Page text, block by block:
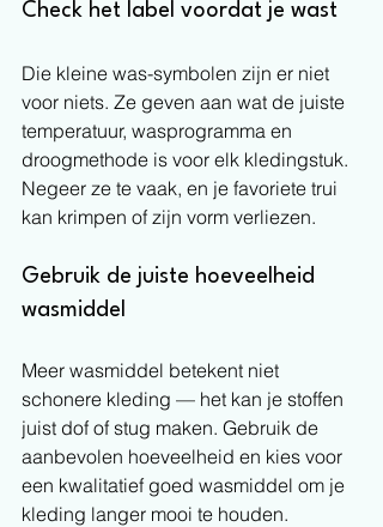
Check het label voordat je wast
Die kleine was-symbolen zijn er niet
voor niets. Ze geven aan wat de juiste
temperatuur, wasprogramma en
droogmethode is voor elk kledingstuk.
Negeer ze te vaak, en je favoriete trui
kan krimpen of zijn vorm verliezen.
Gebruik de juiste hoeveelheid
wasmiddel
Meer wasmiddel betekent niet
schonere kleding — het kan je stoffen
juist dof of stug maken. Gebruik de
aanbevolen hoeveelheid en kies voor
een kwalitatief goed wasmiddel om je
kleding langer mooi te houden.